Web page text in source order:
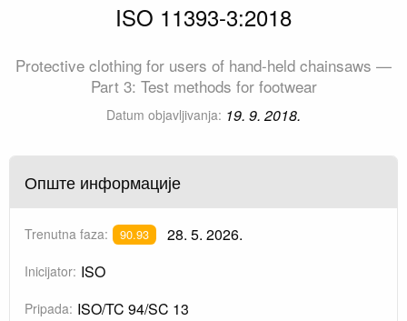
ISO 11393-3:2018
Protective clothing for users of hand-held chainsaws —
Part 3: Test methods for footwear
Datum objavljivanja: 19. 9. 2018.
Опште информације
Trenutna faza: 90.93 28. 5. 2026.
Inicijator: ISO
Pripada: ISO/TC 94/SC 13